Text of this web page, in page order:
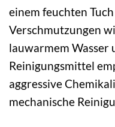
einem feuchten
Verschmutzungen
lauwarmem Wasser
Reinigungsmittel
aggressive
mechanische